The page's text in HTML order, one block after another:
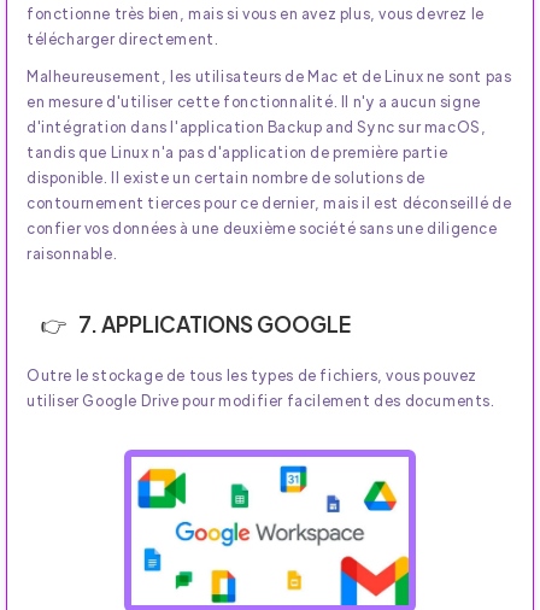
fonctionne très bien, mais si vous en avez plus, vous devrez le
télécharger directement.
Malheureusement, les utilisateurs de Mac et de Linux ne sont pas
en mesure d'utiliser cette fonctionnalité. Il n'y a aucun signe
d'intégration dans l'application Backup and Sync sur macOS,
tandis que Linux n'a pas d'application de première partie
disponible. Il existe un certain nombre de solutions de
contournement tierces pour ce dernier, mais il est déconseillé de
confier vos données à une deuxième société sans une diligence
raisonnable.
7. APPLICATIONS GOOGLE
Outre le stockage de tous les types de fichiers, vous pouvez
utiliser Google Drive pour modifier facilement des documents.